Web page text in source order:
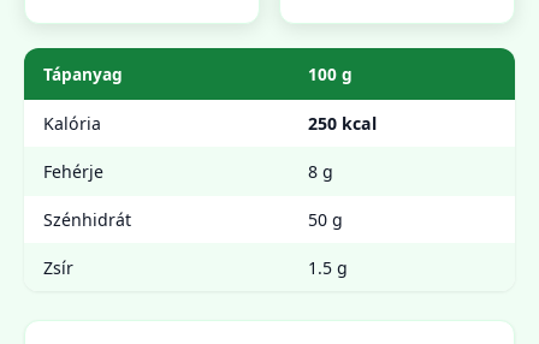
Tápanyag 100 g
Kalória 250 kcal
Fehérje 8 g
Szénhidrát 50 g
Zsír 1.5 g